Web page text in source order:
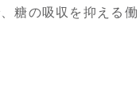
糖の吸収を抑える